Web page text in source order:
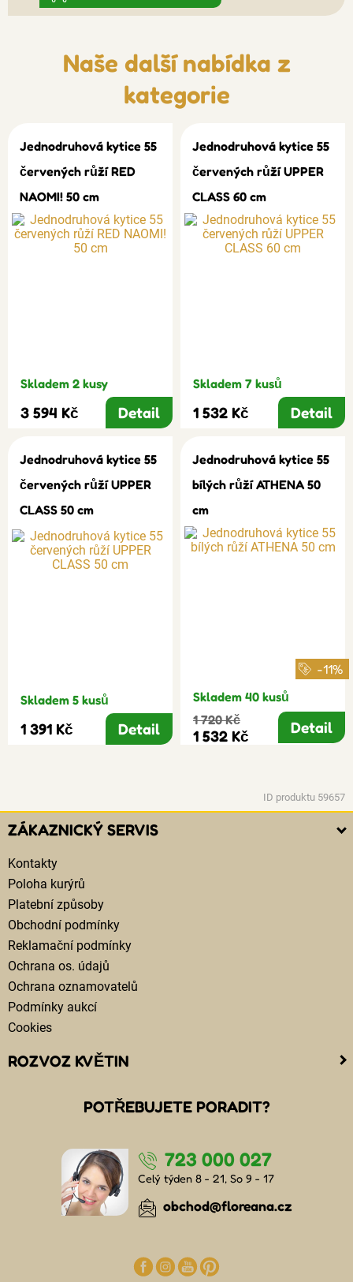
Naše další nabídka z
kategorie
Jednodruhová kytice 55
červených růží RED
NAOMI! 50 cm
Skladem 2 kusy
3 594 Kč Detail
Jednodruhová kytice 55
červených růží UPPER
CLASS 60 cm
Skladem 7 kusů
1 532 Kč Detail
Jednodruhová kytice 55
červených růží UPPER
CLASS 50 cm
Skladem 5 kusů
1 391 Kč Detail
Jednodruhová kytice 55
bílých růží ATHENA 50
cm
-11%
Skladem 40 kusů
1 720 Kč
1 532 Kč Detail
ID produktu 59657
ZÁKAZNICKÝ SERVIS
Kontakty
Poloha kurýrů
Platební způsoby
Obchodní podmínky
Reklamační podmínky
Ochrana os. údajů
Ochrana oznamovatelů
Podmínky aukcí
Cookies
ROZVOZ KVĚTIN
Kam doručujeme květiny
Cena za doručení květin
Doručení květin sledujete online
Kdo jsou lidé, kteří doručují kytice
Odkud květiny doručujeme
POTŘEBUJETE PORADIT?
723 000 027
Celý týden 8 - 21, So 9 - 17
obchod@floreana.cz